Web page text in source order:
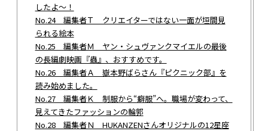
したよ～！
No.24 編集者Ｔ クリエイターではない一面が垣間見
られる絵本
No.25 編集者Ｍ ヤン・シュヴァンクマイエルの最後
の長編劇映画『蟲』、おすすめです。
No.26 編集者Ａ 嶽本野ばらさん『ピクニック部』を
読み始めました。
No.27 編集者Ｋ 制服から“癖服”へ。職場が変わって、
見えてきたファッションの輪郭
No.28 編集者Ｎ HUKANZENさんオリジナルの12星座